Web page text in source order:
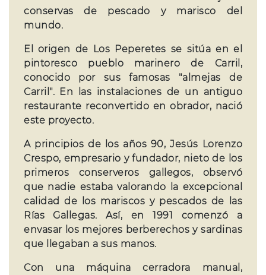
conservas de pescado y marisco del
mundo.
El origen de Los Peperetes se sitúa en el
pintoresco pueblo marinero de Carril,
conocido por sus famosas "almejas de
Carril". En las instalaciones de un antiguo
restaurante reconvertido en obrador, nació
este proyecto.
A principios de los años 90, Jesús Lorenzo
Crespo, empresario y fundador, nieto de los
primeros conserveros gallegos, observó
que nadie estaba valorando la excepcional
calidad de los mariscos y pescados de las
Rías Gallegas. Así, en 1991 comenzó a
envasar los mejores berberechos y sardinas
que llegaban a sus manos.
Con una máquina cerradora manual,